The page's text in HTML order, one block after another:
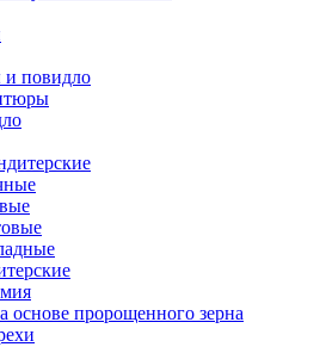
повидло
основе пророщенного зерна